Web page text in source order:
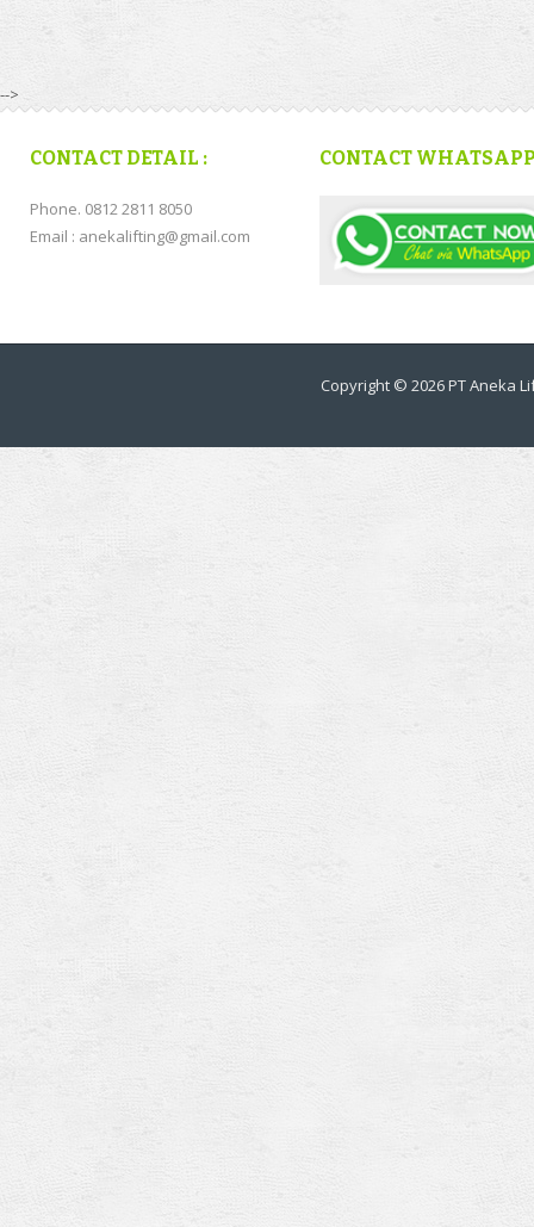
-->
CONTACT DETAIL :
Phone. 0812 2811 8050
Email : anekalifting@gmail.com
CONTACT
Copyright © 2026PT Aneka